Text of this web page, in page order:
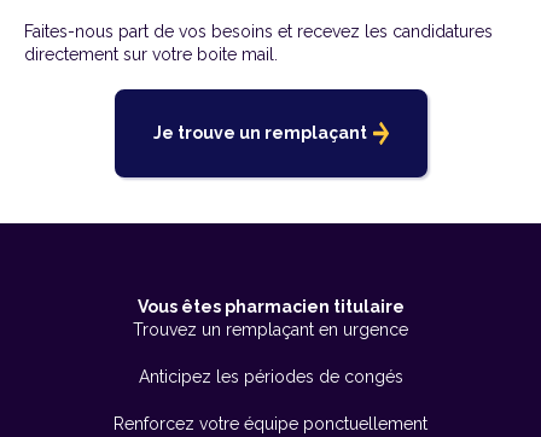
Faites-nous part de vos besoins et recevez les candidatures
directement sur votre boite mail.
Je trouve un remplaçant
Vous êtes pharmacien titulaire
Trouvez un remplaçant en urgence
Anticipez les périodes de congés
Renforcez votre équipe ponctuellement